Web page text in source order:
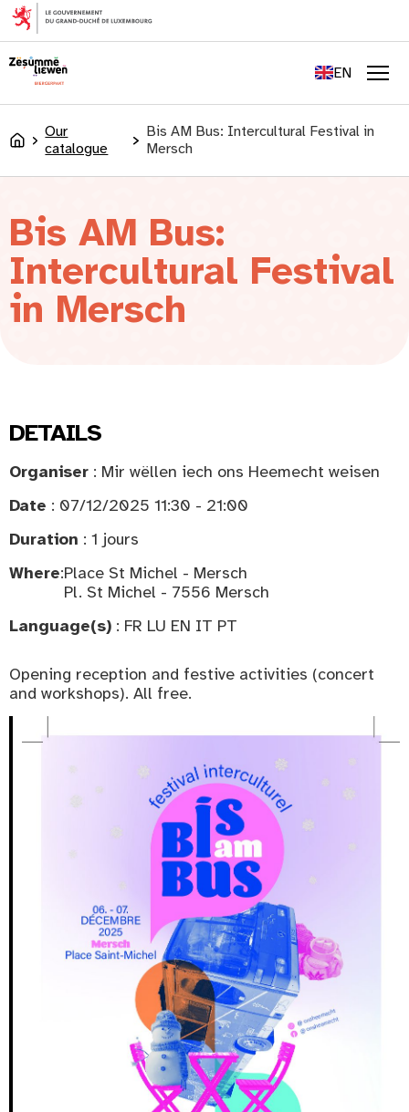
content
EN
LU
Accueil
Our
catalogue
Bis AM Bus: Intercultural Festival in
Mersch
Bis AM Bus:
Intercultural Festival
in Mersch
DETAILS
Organiser : Mir wëllen iech ons Heemecht weisen
Date : 07/12/2025 11:30 - 21:00
Duration : 1 jours
Where:Place St Michel - Mersch
Pl. St Michel - 7556 Mersch
Language(s) : FR LU EN IT PT
Opening reception and festive activities (concert
and workshops). All free.